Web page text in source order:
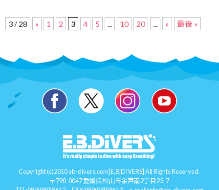
3 / 28 « 1 2 3 4 5 10 20 » 最後 »
Copyright (c)2010 eb-divers.com[E,B,DIVERS] All Rights Reserved.
〒790-0047 愛媛県松山市余戸南2丁目23-7